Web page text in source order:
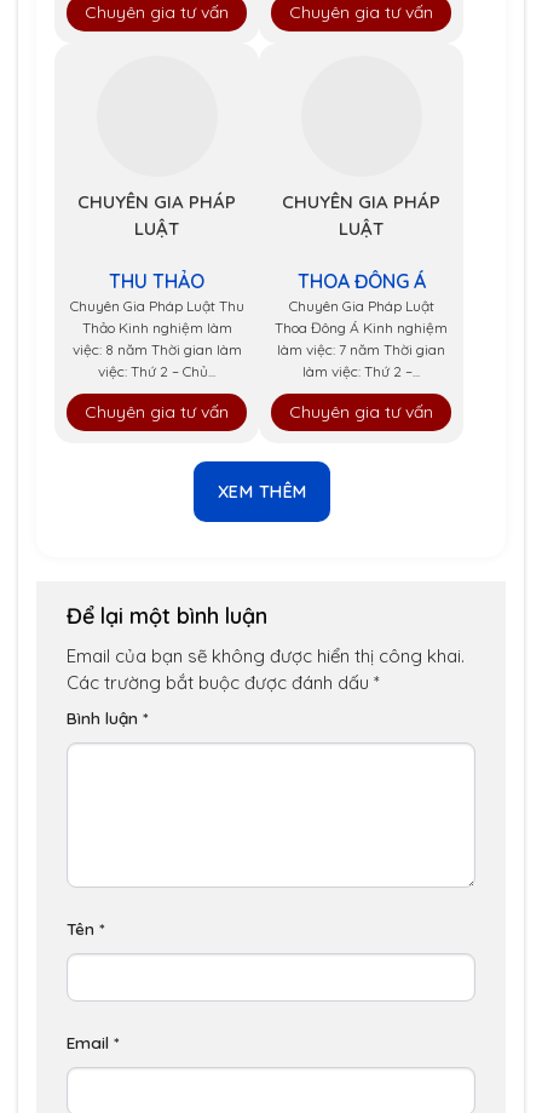
Chuyên gia tư vấn Chuyên gia tư vấn
CHUYÊN GIA PHÁP
LUẬT
THU THẢO
Chuyên Gia Pháp Luật Thu
Thảo Kinh nghiệm làm
việc: 8 năm Thời gian làm
việc: Thứ 2 – Chủ...
Chuyên gia tư vấn
CHUYÊN GIA PHÁP
LUẬT
THOA ĐÔNG Á
Chuyên Gia Pháp Luật
Thoa Đông Á Kinh nghiệm
làm việc: 7 năm Thời gian
làm việc: Thứ 2 –...
Chuyên gia tư vấn
XEM THÊM
Để lại một bình luận
Email của bạn sẽ không được hiển thị công khai.
Các trường bắt buộc được đánh dấu *
Bình luận *
Tên *
Email *